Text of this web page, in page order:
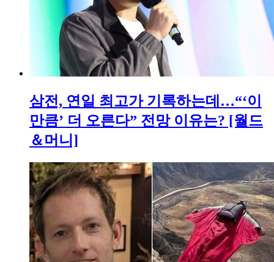
삼전, 연일 최고가 기록하는데…“‘이
만큼’ 더 오른다” 전망 이유는? [월드
＆머니]